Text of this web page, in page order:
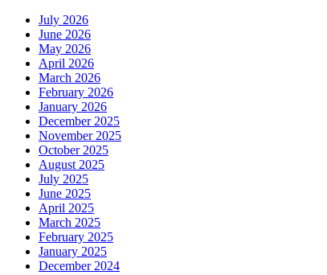
July 2026
June 2026
May 2026
April 2026
March 2026
February 2026
January 2026
December 2025
November 2025
October 2025
August 2025
July 2025
June 2025
April 2025
March 2025
February 2025
January 2025
December 2024